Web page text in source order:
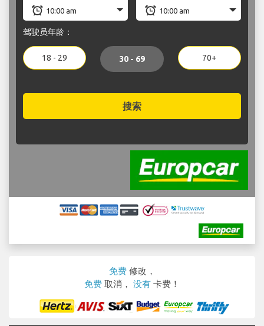
驾驶员年龄：
18 - 29 30 - 69 70+
搜索
免费 修改，
免费 取消， 没有 卡费！